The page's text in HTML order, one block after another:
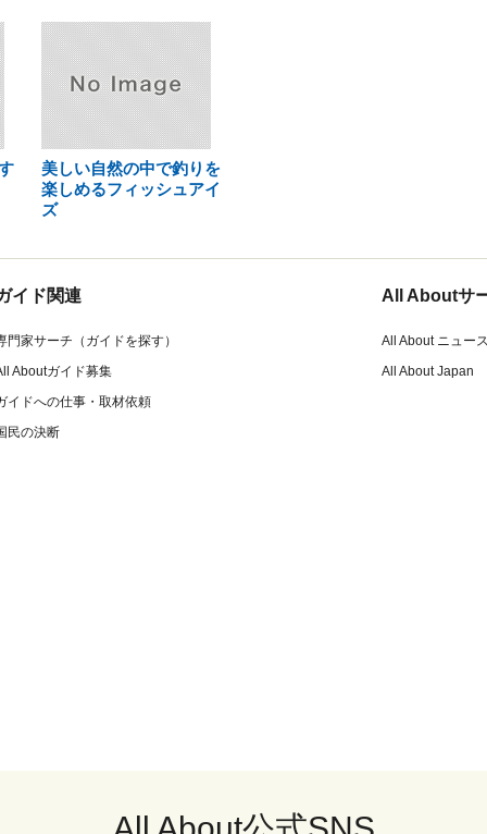
美しい自然の中で釣りを
楽しめるフィッシュアイ
ズ
イド関連
門家サーチ（ガイドを探す）
Aboutガイド募集
イドへの仕事・取材依頼
民の決断
All Aboutサ
All About ニュー
All About Japan